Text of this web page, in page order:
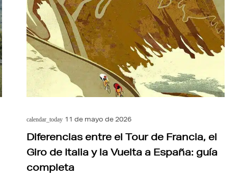
calendar_today 11 de mayo de 2026
Diferencias entre el Tour de Francia, el
Giro de Italia y la Vuelta a España: guía
completa